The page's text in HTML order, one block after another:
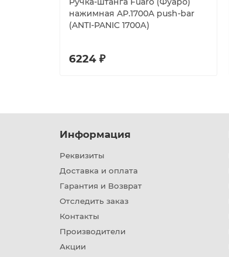
нажимная AP.1700A push-bar
(ANTI-PANIC 1700А)
6224 ₽
Информация
Реквизиты
Доставка и оплата
Гарантия и Возврат
Отследить заказ
Контакты
Производители
Акции